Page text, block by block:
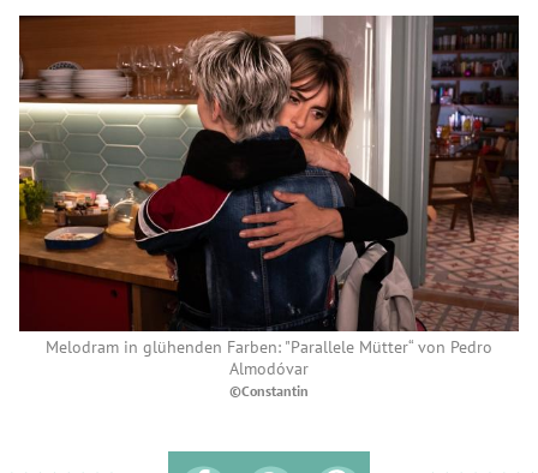
Melodram in glühenden Farben: "Parallele Mütter“ von Pedro
Almodóvar
©Constantin